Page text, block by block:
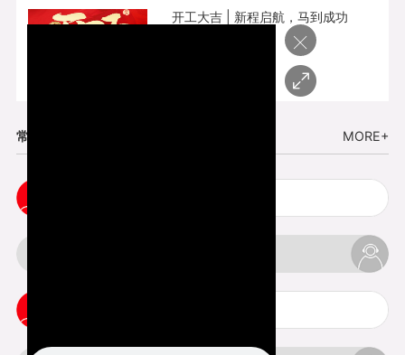
开工大吉 | 新程启航，马到成功
常见问题 MORE+
×